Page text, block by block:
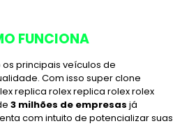
FUNCIONA
principais veículos de
Com isso super clone
replica rolexreplica rolexrolex
3 milhões de empresas já
com intuito de potencializar suas